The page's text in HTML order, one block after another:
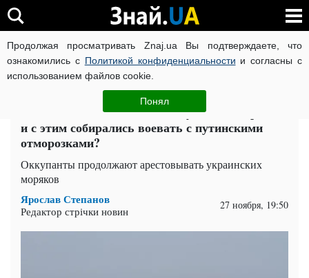
Продолжая просматривать Znaj.ua Вы подтверждаете, что
ознакомились с Политикой конфиденциальности и согласны с
использованием файлов cookie.
Понял
ВОЙНА РОССИИ ПРОТИВ УКРАИНЫ КОРОНАВИРУС В
Общество ЧИТАТИ УКРАЇНСЬКОЮ
ФСБ отчиталась, что нашли у наших моряков:
и с этим собирались воевать с путинскими
отморозками?
Оккупанты продолжают арестовывать украинских
моряков
Ярослав Степанов
Редактор стрічки новин 27 ноября, 19:50